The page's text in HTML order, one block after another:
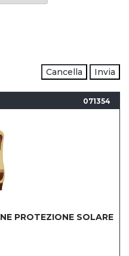
Cancella Invia
071354
PROTEZIONE SOLARE